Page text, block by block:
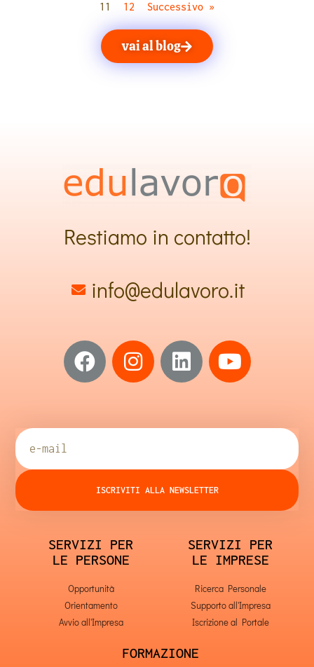
11
12 Successivo »
vai al blog
Restiamo in contatto!
info@edulavoro.it
ISCRIVITI ALLA NEWSLETTER
SERVIZI PER
LE PERSONE
Opportunità
Orientamento
Avvio all'Impresa
SERVIZI PER
LE IMPRESE
Ricerca Personale
Supporto all'Impresa
Iscrizione al Portale
FORMAZIONE